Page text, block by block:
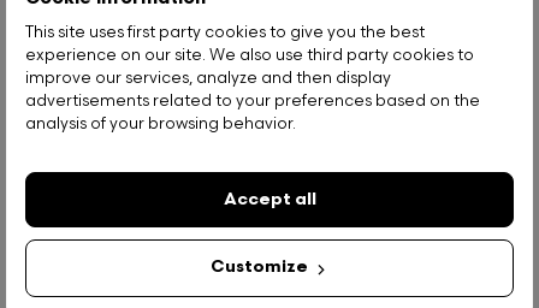
4.448,61 zł
- + Zum Warenkorb
4.253,58 zł
- Zum
This site uses first party cookies to give you the best
experience on our site. We also use third party cookies to
improve our services, analyze and then display
advertisements related to your preferences based on the
analysis of your browsing behavior.
Customize
Accept all